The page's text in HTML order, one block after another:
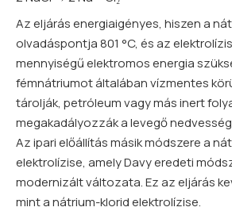
Az eljárás energiaigényes, hiszen a
olvadáspontja 801 °C, és az
mennyiségű elektromos energia
fémnátriumot általában vízmentes
tárolják, petróleum vagy más inert
megakadályozzák a levegő
Az ipari előállítás másik módszere a
elektrolízise, amely Davy eredeti
modernizált változata. Ez az eljárás
mint a nátrium-klorid elektrolízise.